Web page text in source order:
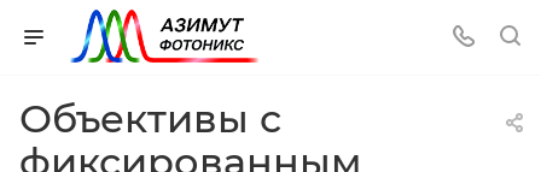
Объективы с
фиксированным